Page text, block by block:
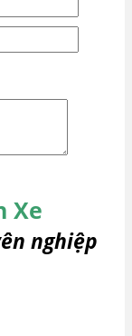
Xe
nghiệp